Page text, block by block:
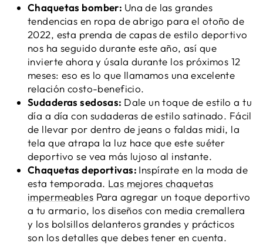
Chaquetas bomber: Una de las grandes
tendencias en ropa de abrigo para el otoño de
2022, esta prenda de capas de estilo deportivo
nos ha seguido durante este año, así que
invierte ahora y úsala durante los próximos 12
meses: eso es lo que llamamos una excelente
relación costo-beneficio.
Sudaderas sedosas: Dale un toque de estilo a tu
día a día con sudaderas de estilo satinado. Fácil
de llevar por dentro de jeans o faldas midi, la
tela que atrapa la luz hace que este suéter
deportivo se vea más lujoso al instante.
Chaquetas deportivas: Inspírate en la moda de
esta temporada. Las mejores chaquetas
impermeables Para agregar un toque deportivo
a tu armario, los diseños con media cremallera
y los bolsillos delanteros grandes y prácticos
son los detalles que debes tener en cuenta.